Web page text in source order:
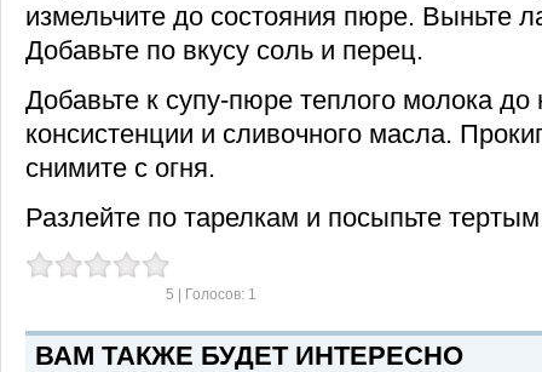
измельчите до состояния пюре. Выньте
Добавьте по вкусу соль и перец.
Добавьте к супу-пюре теплого молока до
консистенции и сливочного масла.
снимите с огня.
Разлейте по тарелкам и посыпьте
5 | Голосов: 1
ВАМ ТАКЖЕ БУДЕТ ИНТЕРЕСНО